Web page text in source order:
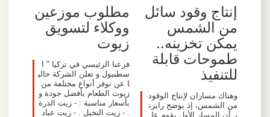
إنتاج وقود سائل
من الشمس
يمكن تخزينه..
طموحات قابلة
للتنفيذ
وهناك مساران لإنتاج الوقود
من الشمس، إذ يوضح رايزن
ر أن المسار الأول يقوم عل
مطلوب موزعين
ووكلاء لتسويق
زيوت
فرعنا الرئيسي في تركيا " ا
سطنبول و تعلن الشركة حالي
ا عن توفر أنواع مختلفة من
زيوت الطعام بأفضل جودة و
بأسعار مناسبة : - زيت الذرة
. - زيت النخيل . - زيت عباد